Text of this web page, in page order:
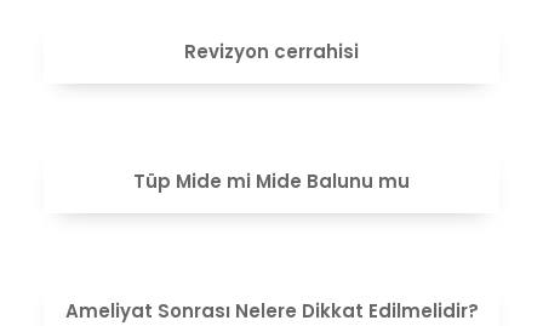
Revizyon cerrahisi
Tüp Mide mi Mide Balunu mu
Ameliyat Sonrası Nelere Dikkat Edilmelidir?